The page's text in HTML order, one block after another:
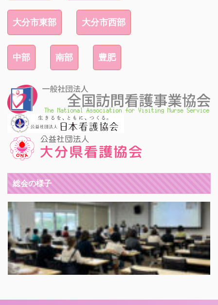
大分市東部 大分市西部
中部 南部 豊肥
総会の様子